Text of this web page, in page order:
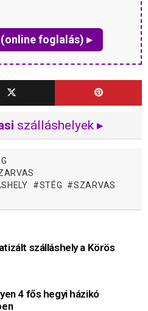
foglalás) ▸
szálláshelyek ▸
STÉG
SZARVAS
szálláshely a Körös
4 fős hegyi házikó